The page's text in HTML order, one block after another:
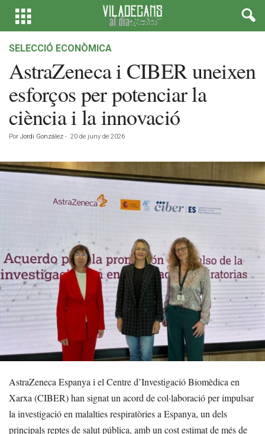
SELECCIÓ ECONÒMICA
AstraZeneca i CIBER uneixen
esforços per potenciar la
ciència i la innovació
Por Jordi González - 20 de juny de 2026
AstraZeneca Espanya i el Centre d’Investigació Biomèdica en
Xarxa (CIBER) han signat un acord de col·laboració per impulsar
la investigació en malalties respiratòries a Espanya, un dels
principals reptes de salut pública, amb un cost estimat de més de